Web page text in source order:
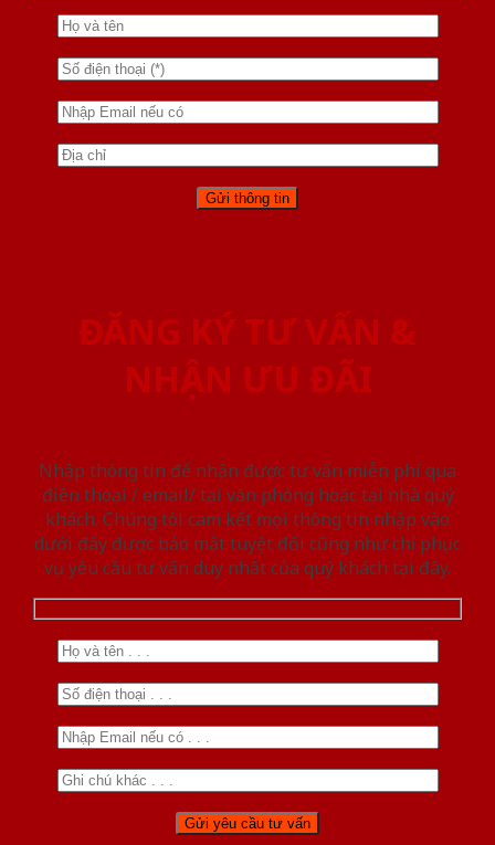
ĐĂNG KÝ TƯ VẤN &
NHẬN ƯU ĐÃI
Nhập thông tin để nhận được tư vấn miễn phí qua
điện thoại / email/ tại văn phòng hoặc tại nhà quý
khách. Chúng tôi cam kết mọi thông tin nhập vào
dưới đây được bảo mật tuyệt đối cũng như chỉ phục
vụ yêu cầu tư vấn duy nhất của quý khách tại đây.